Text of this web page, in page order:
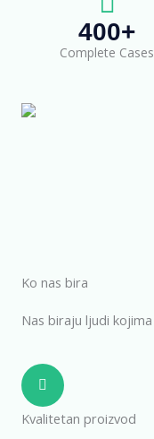
400+
Complete Cases
Ko nas bira
Nas biraju ljudi
Kvalitetan proizvod